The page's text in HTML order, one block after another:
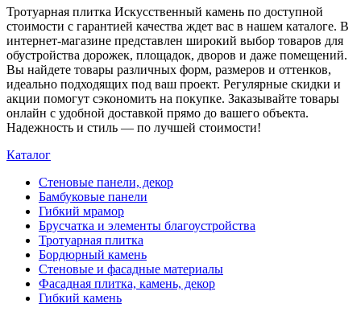
Тротуарная плитка Искусственный камень по доступной
стоимости с гарантией качества ждет вас в нашем каталоге. В
интернет-магазине представлен широкий выбор товаров для
обустройства дорожек, площадок, дворов и даже помещений.
Вы найдете товары различных форм, размеров и оттенков,
идеально подходящих под ваш проект. Регулярные скидки и
акции помогут сэкономить на покупке. Заказывайте товары
онлайн с удобной доставкой прямо до вашего объекта.
Надежность и стиль — по лучшей стоимости!
Каталог
Стеновые панели, декор
Бамбуковые панели
Гибкий мрамор
Брусчатка и элементы благоустройства
Тротуарная плитка
Бордюрный камень
Стеновые и фасадные материалы
Фасадная плитка, камень, декор
Гибкий камень